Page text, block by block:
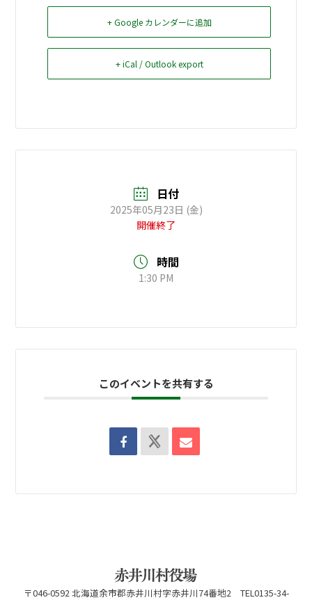
Select Language▼
+ Google カレンダーに追加
+ iCal / Outlook export
日付
2025年05月23日 (金)
開催終了
時間
1:30 PM
このイベントを共有する
〒046-0592 北海道余市郡赤井川村字赤井川74番地2 TEL0135-34-